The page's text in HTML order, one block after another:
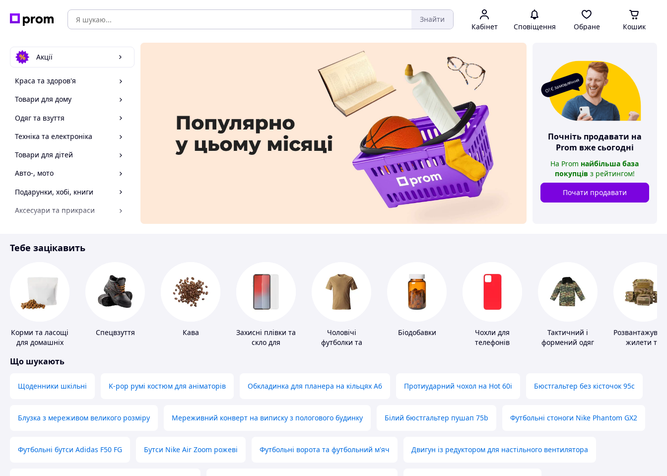
Знайти
Кабінет Сповіщення Обране Кошик
Акції
Краса та здоров'я
Товари для дому
Одяг та взуття
Техніка та електроніка
Товари для дітей
Авто-, мото
Подарунки, хобі, книги
Аксесуари та прикраси
Спорт і відпочинок
О! Є замовлення
Почніть продавати на
Prom вже сьогодні
На Prom найбільша база
покупців з рейтингом!
Почати продавати
Тебе зацікавить
Корми та ласощі
для домашніх
Спецвзуття Кава
Захисні плівки та
скло для
Чоловічі
футболки та
Біодобавки
Чохли для
телефонів
Тактичний і
формений одяг
жилети та
Що шукають
Щоденники шкільні K-pop румі костюм для аніматорів Обкладинка для планера на кільцях А6 Протиударний чохол на Hot 60i Бюстгальтер без кісточок 95с
Блузка з мереживом великого розміру Мереживний конверт на виписку з пологового будинку Білий бюстгальтер пушап 75b Футбольні стоноги Nike Phantom GX2
Футбольні бутси Adidas F50 FG Бутси Nike Air Zoom рожеві Футбольні ворота та футбольний м'яч Двигун із редуктором для настільного вентилятора